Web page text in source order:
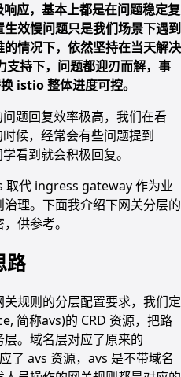
应，基本上都是在问题稳定复
效慢问题只是我们场景下遇到
情况下，依然坚持在当天解决
持下，问题都迎刃而解，事
istio 整体进度可控。
题回复效率极高，我们在看
候，经常会有些问题提到
看到就会积极回复。
取代 ingress gateway 作为业
理。下面我介绍下网关分层的
供参考。
路
规则的分层配置要求，我们定
简称avs)的 CRD 资源，把路
。域名层对应了原来的
了 avs 资源，avs 是不带域名